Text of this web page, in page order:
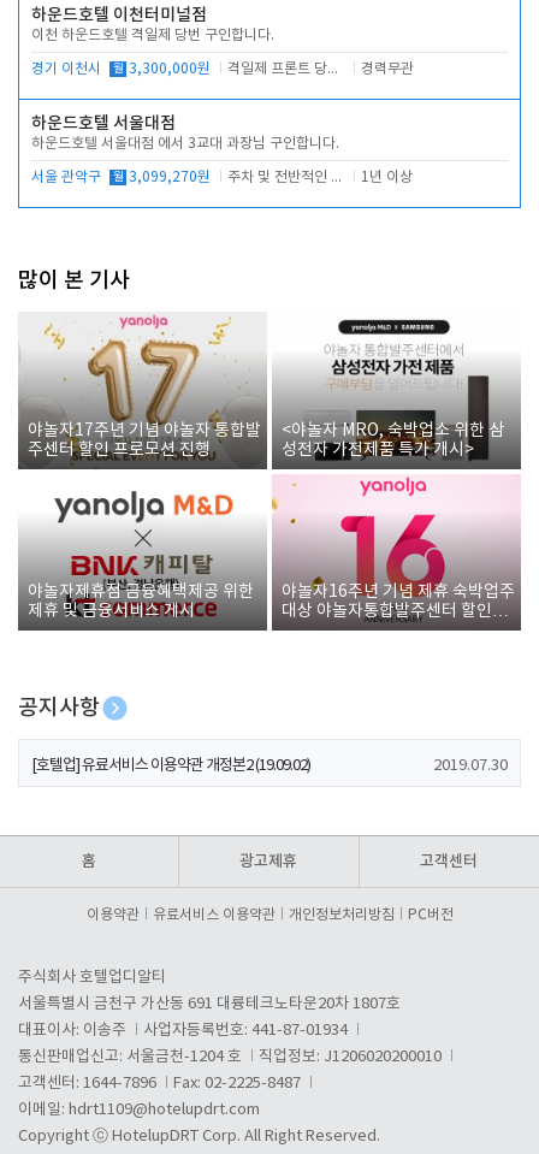
하운드호텔 이천터미널점
이천 하운드호텔 격일제 당번 구인합니다.
경기 이천시 월 3,300,000원 격일제 프론트 당번 업무로 주차 및 객실 점검 경력무관
하운드호텔 서울대점
하운드호텔 서울대점 에서 3교대 과장님 구인합니다.
서울 관악구 월 3,099,270원 주차 및 전반적인 당번업무 1년 이상
많이 본 기사
야놀자17주년 기념 야놀자 통합발
주센터 할인 프로모션 진행
<야놀자 MRO, 숙박업소 위한 삼
성전자 가전제품 특가 개시>
야놀자제휴점 금융혜택제공 위한
제휴 및 금융서비스 게시
야놀자16주년 기념 제휴 숙박업주
대상 야놀자통합발주센터 할인쿠
폰 증정
공지사항
[호텔업] 개인정보 처리방침 개정본1 (19.09.02)
[호텔업] 유료서비스 이용약관 개정본2 (19.09.02) 2019.07.30
홈 광고제휴 고객센터
이용약관 유료서비스 이용약관 개인정보처리방침 PC버전
주식회사 호텔업디알티
서울특별시 금천구 가산동 691 대륭테크노타운20차 1807호
대표이사: 이송주
사업자등록번호: 441-87-01934
통신판매업신고: 서울금천-1204 호
직업정보: J1206020200010
고객센터: 1644-7896
Fax: 02-2225-8487
이메일: hdrt1109@hotelupdrt.com
Copyright ⓒ HotelupDRT Corp. All Right Reserved.